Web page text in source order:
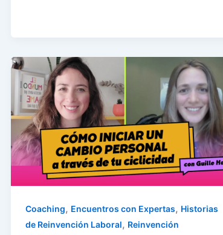
Coaching, Encuentros con Expertas, Historias
de Reinvención Laboral, Reinvención